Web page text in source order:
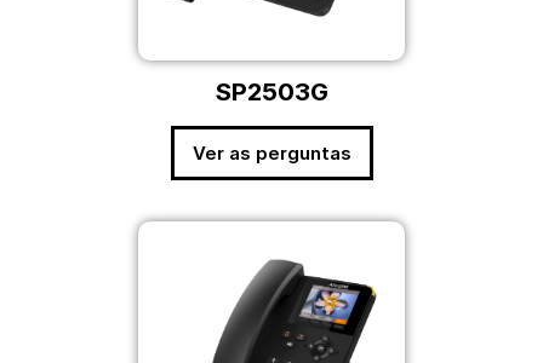
SP2503G
Ver as perguntas